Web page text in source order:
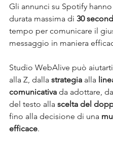
Gli annunci su Spotify
durata massima di 30
tempo per comunicare il
messaggio in maniera
Studio WebAlive può
alla Z, dalla strategia alla
comunicativa da adottare,
del testo alla scelta del
fino alla decisione di una
efficace.